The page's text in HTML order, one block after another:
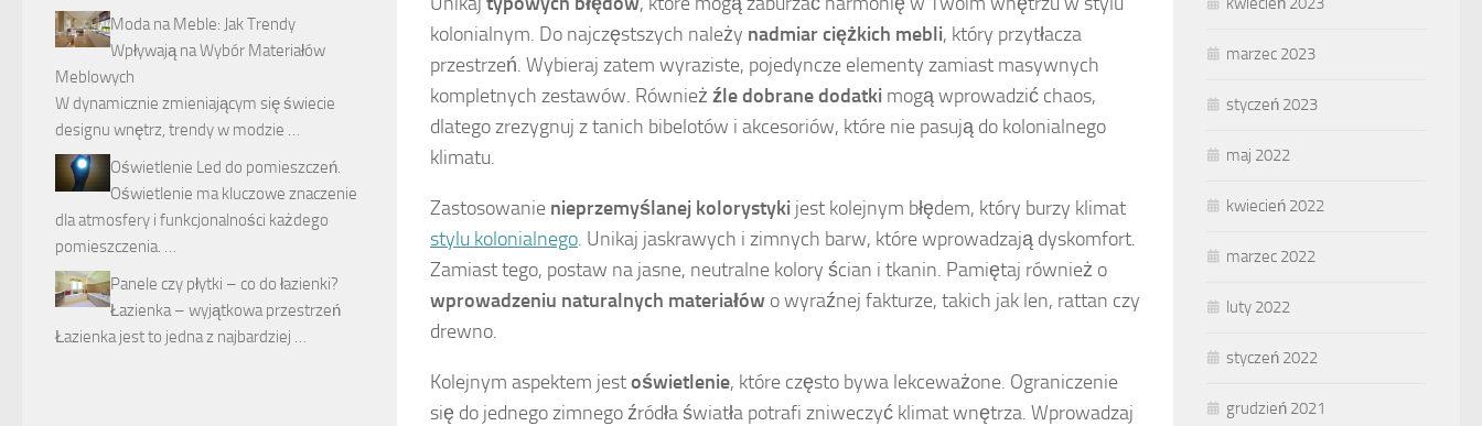
kolonialnym. Do najczęstszych należy nadmiar ciężkich mebli, który przytłacza
przestrzeń. Wybieraj zatem wyraziste, pojedyncze elementy zamiast masywnych
kompletnych zestawów. Również źle dobrane dodatki mogą wprowadzić chaos,
dlatego zrezygnuj z tanich bibelotów i akcesoriów, które nie pasują do kolonialnego
klimatu.
Zastosowanie nieprzemyślanej kolorystyki jest kolejnym błędem, który burzy klimat
stylu kolonialnego. Unikaj jaskrawych i zimnych barw, które wprowadzają dyskomfort.
Zamiast tego, postaw na jasne, neutralne kolory ścian i tkanin. Pamiętaj również o
wprowadzeniu naturalnych materiałów o wyraźnej fakturze, takich jak len, rattan czy
drewno.
Kolejnym aspektem jestoświetlenie, które często bywa lekceważone. Ograniczenie
się do jednego zimnego źródła światła potrafi zniweczyć klimat wnętrza. Wprowadzaj
Moda na Meble: Jak Trendy
Wpływają na Wybór Materiałów
Meblowych
W dynamicznie zmieniającym się świecie
designu wnętrz, trendy w modzie …
Oświetlenie Led do pomieszczeń.
Oświetlenie ma kluczowe znaczenie
dla atmosfery i funkcjonalności każdego
pomieszczenia. …
Panele czy płytki – co do łazienki?
Łazienka – wyjątkowa przestrzeń
Łazienka jest to jedna z najbardziej …
marzec 2023
styczeń 2023
maj 2022
kwiecień 2022
marzec 2022
luty 2022
styczeń 2022
grudzień 2021